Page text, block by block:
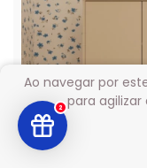
Ao navegar por
para
2